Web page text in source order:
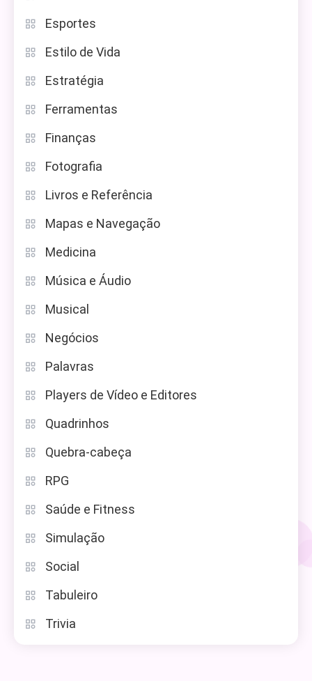
Esportes
Estilo de Vida
Estratégia
Ferramentas
Finanças
Fotografia
Livros e Referência
Mapas e Navegação
Medicina
Música e Áudio
Musical
Negócios
Palavras
Players de Vídeo e Editores
Quadrinhos
Quebra-cabeça
RPG
Saúde e Fitness
Simulação
Social
Tabuleiro
Trivia